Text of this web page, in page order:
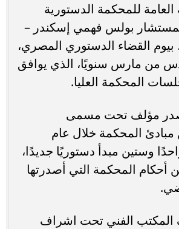
للمحكمة الدستورية
المستشار بولس فهمي إسكندر –
القضاء الدستوري المصري،
من مارس سنويًا، الذي يوافق
المحكمة العليا.
صدر مؤلف تحت مسمى
المحكمة خلال عام
واحدًا وستين مبدأ دستوريًا جديدًا،
أحكام المحكمة التي أصدرتها
المكتب الفني تحت اشراف